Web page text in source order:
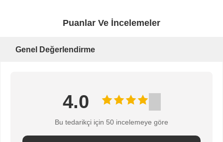
HARITASI
PRIVACY
Puanlar Ve İncelemeler
Genel Değerlendirme
4.0
Bu tedarikçi için 50 incelemeye göre